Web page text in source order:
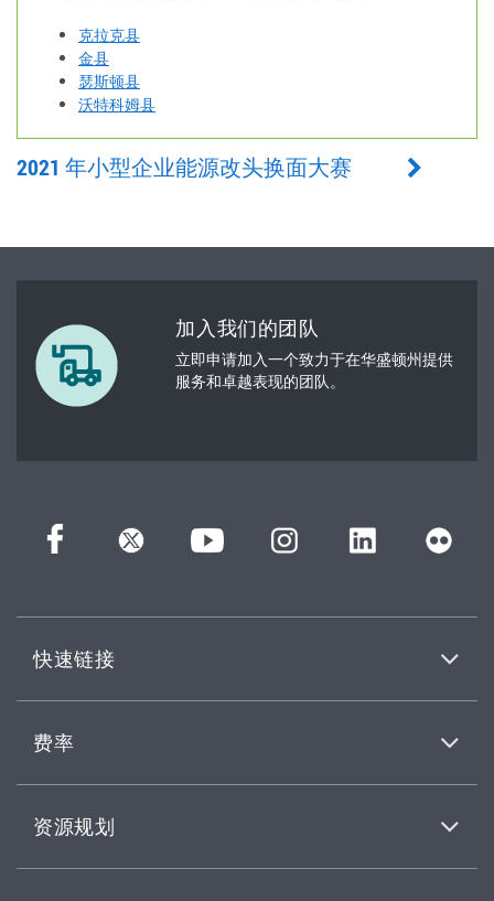
克拉克县
金县
瑟斯顿县
沃特科姆县
2021 年小型企业能源改头换面大赛
加入我们的团队
立即申请加入一个致力于在华盛顿州提供
服务和卓越表现的团队。
快速链接
费率
资源规划